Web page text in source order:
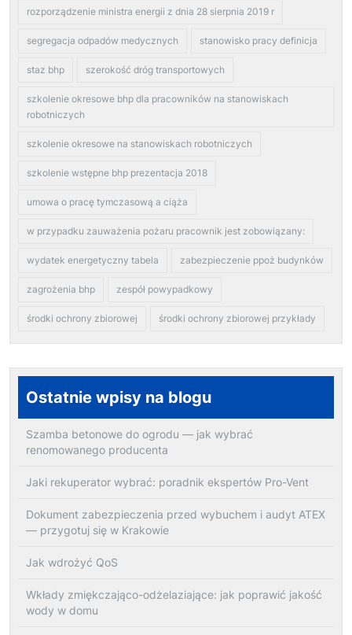
rozporządzenie ministra energii z dnia 28 sierpnia 2019 r
segregacja odpadów medycznych stanowisko pracy definicja
staz bhp szerokość dróg transportowych
szkolenie okresowe bhp dla pracowników na stanowiskach
robotniczych
szkolenie okresowe na stanowiskach robotniczych
szkolenie wstępne bhp prezentacja 2018
umowa o pracę tymczasową a ciąża
w przypadku zauważenia pożaru pracownik jest zobowiązany:
wydatek energetyczny tabela zabezpieczenie ppoż budynków
zagrożenia bhp zespół powypadkowy
środki ochrony zbiorowej środki ochrony zbiorowej przykłady
Ostatnie wpisy na blogu
Szamba betonowe do ogrodu — jak wybrać
renomowanego producenta
Jaki rekuperator wybrać: poradnik ekspertów Pro-Vent
Dokument zabezpieczenia przed wybuchem i audyt ATEX
— przygotuj się w Krakowie
Jak wdrożyć QoS
Wkłady zmiękczająco-odżelaziające: jak poprawić jakość
wody w domu